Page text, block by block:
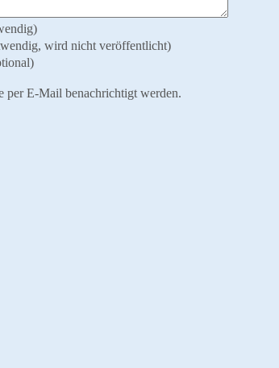
wird nicht veröffentlicht)
per E-Mail benachrichtigt werden.